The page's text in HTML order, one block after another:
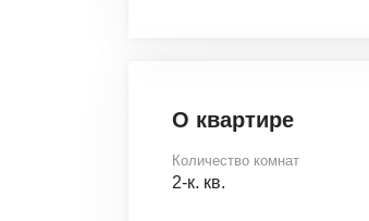
О квартире
Количество комнат
2-к. кв.